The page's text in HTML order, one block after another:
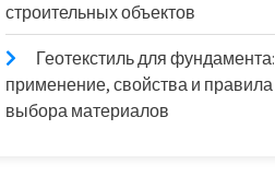
строительных объектов
Геотекстиль для фундамента:
применение, свойства и правила
выбора материалов